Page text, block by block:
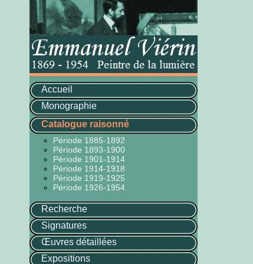
Accueil
Monographie
Catalogue raisonné
Période 1885-1892
Période 1893-1900
Période 1901-1914
Période 1914-1918
Période 1919-1925
Période 1926-1954
Recherche
Signatures
Œuvres détaillées
Expositions